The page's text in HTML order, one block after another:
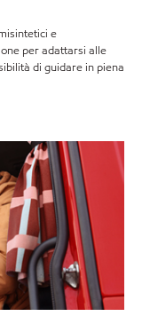
e
per adattarsi alle
di guidare in piena